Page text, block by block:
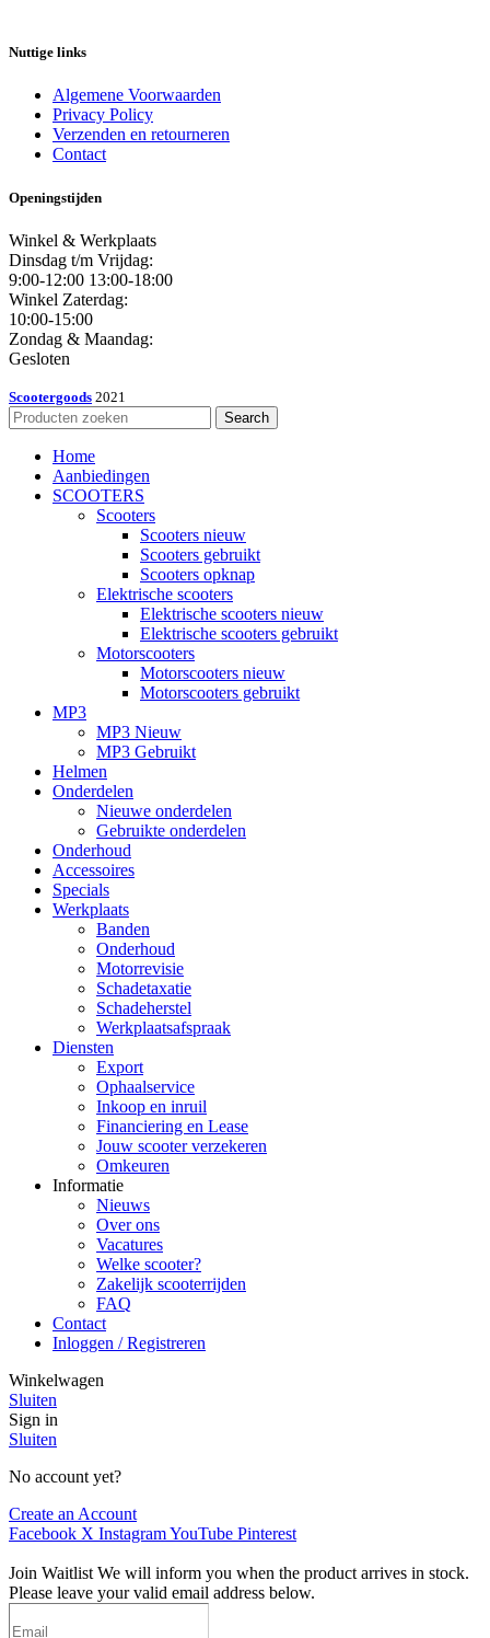
Nuttige links
Algemene Voorwaarden
Privacy Policy
Verzenden en retourneren
Contact
Openingstijden
Winkel & Werkplaats
Dinsdag t/m Vrijdag:
9:00-12:00 13:00-18:00
Winkel Zaterdag:
10:00-15:00
Zondag & Maandag:
Gesloten
Scootergoods 2021
Search
Home
Aanbiedingen
SCOOTERS
Scooters
Scooters nieuw
Scooters gebruikt
Scooters opknap
Elektrische scooters
Elektrische scooters nieuw
Elektrische scooters gebruikt
Motorscooters
Motorscooters nieuw
Motorscooters gebruikt
MP3
MP3 Nieuw
MP3 Gebruikt
Helmen
Onderdelen
Nieuwe onderdelen
Gebruikte onderdelen
Onderhoud
Accessoires
Specials
Werkplaats
Banden
Onderhoud
Motorrevisie
Schadetaxatie
Schadeherstel
Werkplaatsafspraak
Diensten
Export
Ophaalservice
Inkoop en inruil
Financiering en Lease
Jouw scooter verzekeren
Omkeuren
Informatie
Nieuws
Over ons
Vacatures
Welke scooter?
Zakelijk scooterrijden
FAQ
Contact
Inloggen / Registreren
Winkelwagen
Sluiten
Sign in
Sluiten
No account yet?
Create an Account
Facebook X InstagramYouTube Pinterest
Join Waitlist We will inform you when the product arrives in stock.
Please leave your valid email address below.